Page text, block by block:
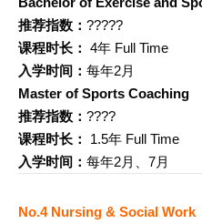
推荐指数： ?????
课程时长： 4年 Full Time
入学时间： 每年2月
Master of Sports Coaching
推荐指数： ????
课程时长：
1.5年 Full Time
入学时间： 每年2月、7月
No.4 Nursing & Social Work